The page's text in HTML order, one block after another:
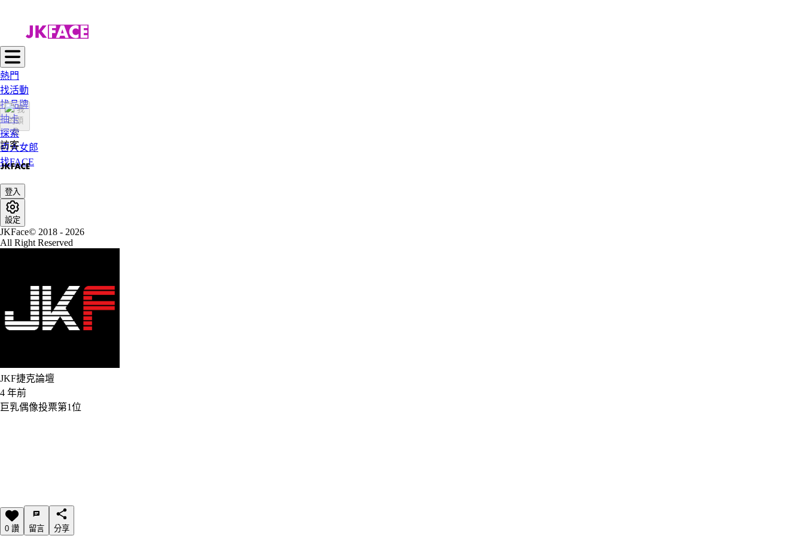
熱門
找活動
找品牌
抽卡
探索
百大女郎
找FACE
訪客
登入
設定
JKFace© 2018 - 2026
All Right Reserved
JKF捷克論壇
4 年前
巨乳偶像投票第1位
0 讚 留言 分享